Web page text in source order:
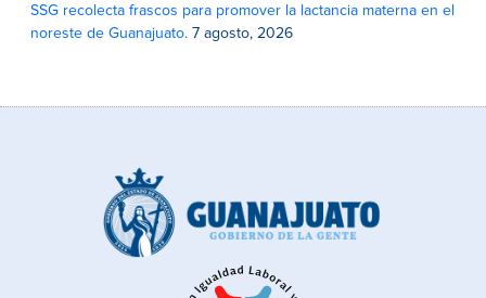
SSG recolecta frascos para promover la lactancia materna en el
noreste de Guanajuato. 7 agosto, 2026